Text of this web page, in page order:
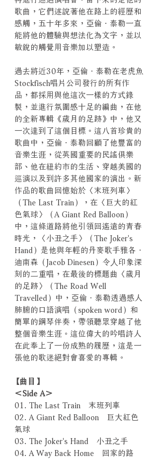
歌曲，它們述說著他在路上的經歷和
感觸，五十年多來，亞倫．泰勒一直
能將他的體驗與想法化為文字，並以
敏銳的觸覺用音樂加以塑造。
過去將近30年，亞倫．泰勒在老虎魚
Stockfisch唱片公司發行的所有作
品，都採用與他這次一樣的方式錄
製，並進行氛圍感十足的編曲，在他
的全新專輯《歲月的足跡》中，他又
一次達到了這個目標。這八首珍貴的
歌曲中，亞倫．泰勒回顧了他豐富的
音樂生涯，從英國重要的民謠俱樂
部、他在紐約市的生活、穿越美國的
巡演以及到許多其他國家的演出。新
作品的歌曲回憶始於〈末班列車〉
（The Last Train），在〈巨大的紅
色氣球〉（A Giant Red Balloon）
中，這條道路將他引領回遙遠的青春
時光，〈小丑之手〉（The Joker's
Hand）是他與年輕的丹麥歌手雅各．
迪南森（Jacob Dinesen）令⼈印象深
刻的二重唱，在最後的標題曲〈歲月
的足跡〉（The Road Well
Travelled）中，亞倫．泰勒透過感人
肺腑的口語演唱（spoken word）和
簡單的鋼琴伴奏，帶領聽眾穿越了他
整個音樂生涯。這位偉大的吟唱詩人
在此奉上了一份成熟的履歷，這是一
張他的歌迷絕對會喜愛的專輯。
【曲目】
＜Side A＞
01. The Last Train 末班列車
02. A Giant Red Balloon 巨大紅色
氣球
03. The Joker's Hand 小丑之手
04. A Way Back Home 回家的路